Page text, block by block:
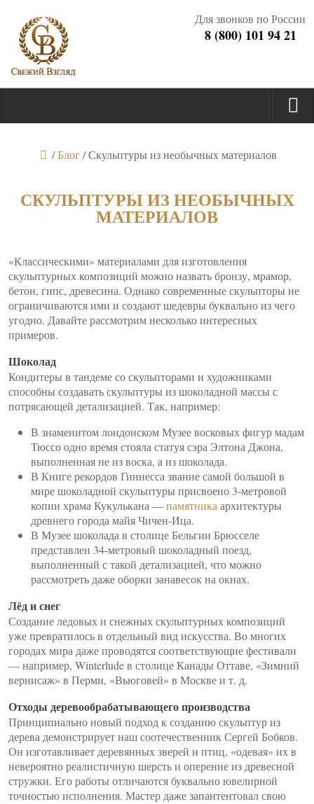
Для звонков по России
8 (800) 101 94 21
/Блог /Скульптуры из необычных материалов
СКУЛЬПТУРЫ ИЗ НЕОБЫЧНЫХ
МАТЕРИАЛОВ
«Классическими» материалами для изготовления
скульптурных композиций можно назвать бронзу, мрамор,
бетон, гипс, древесина. Однако современные скульпторы не
ограничиваются ими и создают шедевры буквально из чего
угодно. Давайте рассмотрим несколько интересных
примеров.
Шоколад
Кондитеры в тандеме со скульпторами и художниками
способны создавать скульптуры из шоколадной массы с
потрясающей детализацией. Так, например:
В знаменитом лондонском Музее восковых фигур мадам
Тюссо одно время стояла статуя сэра Элтона Джона,
выполненная не из воска, а из шоколада.
В Книге рекордов Гиннесса звание самой большой в
мире шоколадной скульптуры присвоено 3-метровой
копии храма Кукулькана —памятника архитектуры
древнего города майя Чичен-Ица.
В Музее шоколада в столице Бельгии Брюсселе
представлен 34-метровый шоколадный поезд,
выполненный с такой детализацией, что можно
рассмотреть даже оборки занавесок на окнах.
Лёд и снег
Создание ледовых и снежных скульптурных композиций
уже превратилось в отдельный вид искусства. Во многих
городах мира даже проводятся соответствующие фестивали
— например, Winterlude в столице Канады Оттаве, «Зимний
вернисаж» в Перми, «Вьюговей» в Москве и т. д.
Отходы деревообрабатывающего производства
Принципиально новый подход к созданию скульптур из
дерева демонстрирует наш соотечественник Сергей Бобков.
Он изготавливает деревянных зверей и птиц, «одевая» их в
невероятно реалистичную шерсть и оперение из древесной
стружки. Его работы отличаются буквально ювелирной
точностью исполнения. Мастер даже запантентовал свою